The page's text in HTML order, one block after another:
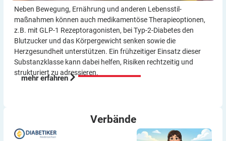
Neben Bewegung, Ernährung und anderen Lebensstil­
maßnahmen können auch medikamentöse Therapie­optionen,
z.B. mit GLP-1 Rezeptor­agonisten, bei Typ-2-Diabetes den
Blutzucker und das Körper­gewicht senken sowie die
Herzgesundheit unterstützen. Ein frühzeitiger Einsatz dieser
Substanzklasse kann dabei helfen, Risiken rechtzeitig und
strukturiert zu adressieren.
mehr erfahren
Verbände